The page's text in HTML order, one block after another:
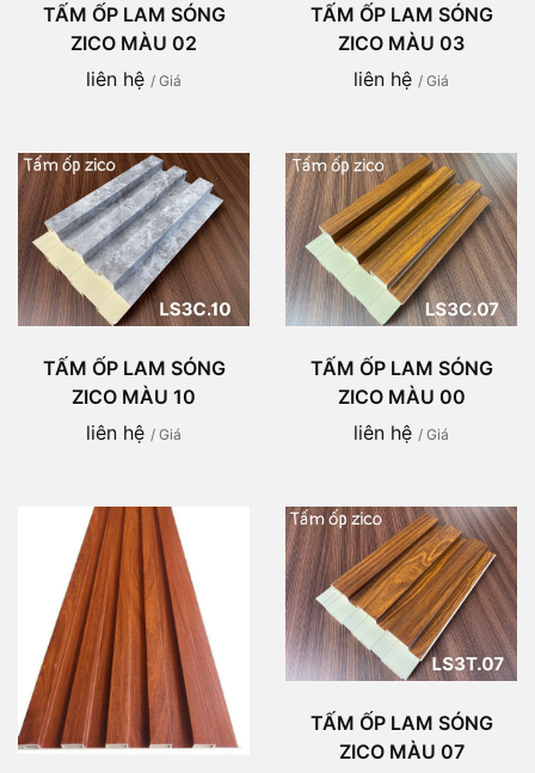
TẤM ỐP LAM SÓNG
ZICO MÀU 02
liên hệ / Giá
TẤM ỐP LAM SÓNG
ZICO MÀU 03
liên hệ / Giá
TẤM ỐP LAM SÓNG
ZICO MÀU 10
liên hệ / Giá
TẤM ỐP LAM SÓNG
ZICO MÀU 00
liên hệ / Giá
TẤM ỐP LAM SÓNG
ZICO MÀU 07